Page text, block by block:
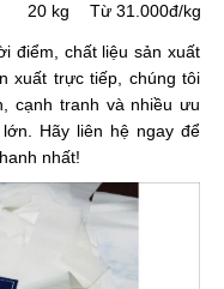
20 kg Từ 31.000đ/kg
điểm, chất liệu sản xuất
xuất trực tiếp, chúng tôi
cạnh tranh và nhiều ưu
Hãy liên hệ ngay để
nhất!